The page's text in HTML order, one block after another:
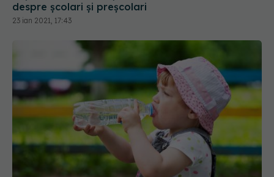
despre școlari și preșcolari
23 ian 2021, 17:43